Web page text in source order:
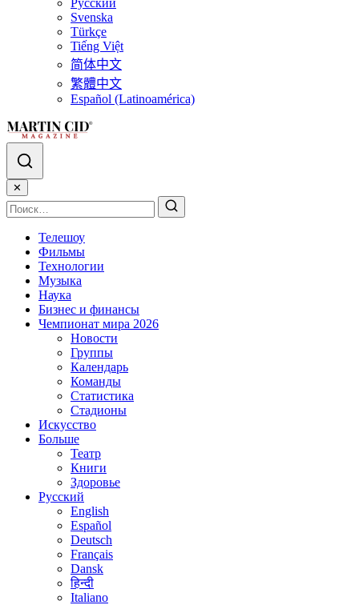
Русский
Svenska
Türkçe
Tiếng Việt
简体中文
繁體中文
Español (Latinoamérica)
✕
Телешоу
Фильмы
Технологии
Музыка
Наука
Бизнес и финансы
Чемпионат мира 2026
Новости
Группы
Календарь
Команды
Статистика
Стадионы
Искусство
Больше
Театр
Книги
Здоровье
Русский
English
Español
Deutsch
Français
Dansk
हिन्दी
Italiano